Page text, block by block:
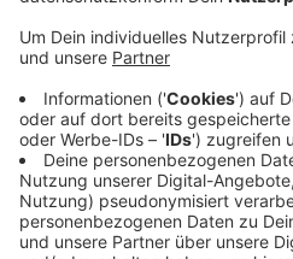
und Patienten alle zwei
es auch Tabletten, die vor
Aufklärungs-Aktionenzum
Sonntag. Heute (29.11.12)
Schwebebahn auf HIV und
Morgen (30.11.24) findet
der Aidshilfe an der